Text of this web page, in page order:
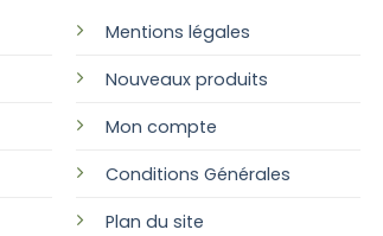
Mentions légales
Nouveaux produits
Mon compte
Conditions Générales
Plan du site